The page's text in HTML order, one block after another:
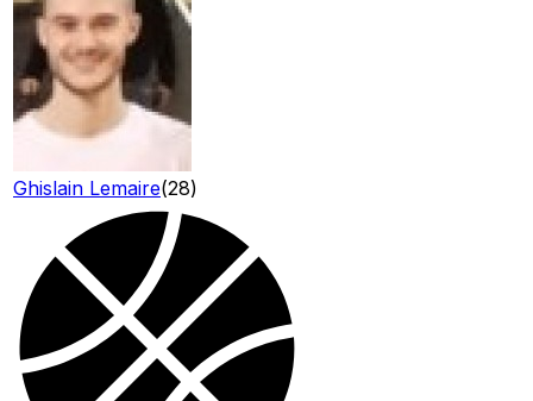
Ghislain Lemaire(28)